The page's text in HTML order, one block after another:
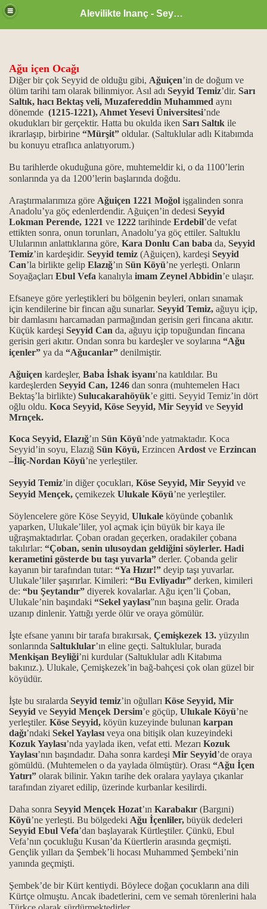
Alevilikte Inanç - Seyyid Hakkı
Ağu içen Ocağı
Diğer bir çok Seyyid de olduğu gibi, Ağuiçen’in de doğum ve
ölüm tarihi tam olarak bilinmiyor. Asıl adı Seyyid Temiz’dir. Sarı
Saltık, hacı Bektaş veli, Muzafereddin Muhammed aynı
dönemde (1215-1221), Ahmet Yesevi Üniversitesi’nde
okudukları bir gerçektir. Hatta bu okulda iken Sarı Saltık ile
ikrarlaşıp, birbirine “Mürşit” oldular. (Saltuklular adlı Kitabımda
bu konuyu etraflıca anlatıyorum.)
Bu tarihlerde okuduğuna göre, muhtemeldir ki, o da 1100’lerin
sonlarında ya da 1200’lerin başlarında doğdu.
Araştırmalarımıza göre Ağuiçen 1221 Moğol işgalinden sonra
Anadolu’ya göç edenlerdendir. Ağuiçen’in dedesi Seyyid
Lokman Perende, 1221 ve 1222 tarihinde Erdebil’de vefat
ettikten sonra, onun torunları, Anadolu’ya göç ettiler. Saltuklu
Ulularının anlattıklarına göre, Kara Donlu Can baba da, Seyyid
Temiz’in kardeşidir. Seyyid temiz (Ağuiçen), kardeşi Seyyid
Can’la birlikte gelip Elazığ’ın Sün Köyü’ne yerleşti. Onların
Soyağaçları Ebul Vefa kanalıyla imam Zeynel Abbidin’e ulaşır.
Efsaneye göre yerleştikleri bu bölgenin beyleri, onları sınamak
için kendilerine bir fincan ağu sunarlar. Seyyid Temiz, ağuyu içip,
bir damlasını harcamadan parmağından gerisin geri fincana akıtır.
Küçük kardeşi Seyyid Can da, ağuyu içip topuğundan fincana
gerisin geri akıtır. Ondan sonra bu kardeşler ve soylarına “Ağu
içenler” ya da “Ağucanlar” denilmiştir.
Ağuiçen kardeşler, Baba İshak isyanı’na katıldılar. Bu
kardeşlerden Seyyid Can, 1246 dan sonra (muhtemelen Hacı
Bektaş’la birlikte) Sulucakarahöyük’e gitti. Seyyid Temiz’in dört
oğlu oldu. Koca Seyyid, Köse Seyyid, Mir Seyyid ve Seyyid
Mrnçek.
Koca Seyyid, Elazığ’ın Sün Köyü’nde yatmaktadır. Koca
Seyyid’in soyu, Elazığ Sün Köyü, Erzincen Ardost ve Erzincan
–İliç-Nordan Köyü’ne yerleştiler.
Seyyid Temiz’in diğer çocukları, Köse Seyyid, Mir Seyyid ve
Seyyid Mençek, çemikezek Ulukale Köyü’ne yerleştiler.
Söylencelere göre Köse Seyyid, Ulukale köyünde çobanlık
yaparken, Ulukale’liler, yol açmak için büyük bir kaya ile
uğraşmaktadırlar. Çoban oradan geçerken, oradakiler çobana
takılırlar: “Çoban, senin ulusoydan geldiğini söylerler. Hadi
kerametini gösterde bu taşı yuvarla” derler. Çobanda gelir
kayanın bir tarafından tutar: “Ya Hızır!” deyip taşı yuvarlar.
Ulukale’liler şaşırırlar. Kimileri: “Bu Evliyadır” derken, kimileri
de: “bu Şeytandır” diyerek kovalarlar. Ağu içen’li Çoban,
Ulukale’nin başındaki “Sekel yaylası”nın başına gelir. Orada
uzanıp dinlenir. Yattığı yerde ölür ve oraya gömülür.
İşte efsane yanını bir tarafa bırakırsak, Çemişkezek 13. yüzyılın
sonlarında Saltuklular’ın eline geçti. Saltuklular, burada
Menkişan Beyliği’ni kurdular (Saltuklular adlı Kitabıma
bakınız.). Ulukale, Çemişkezek’in bağ-bahçesi çok olan güzel bir
köyüdür.
İşte bu sıralarda Seyyid temiz’in oğulları Köse Seyyid, Mir
Seyyid ve Seyyid Mençek Dersim’e göçüp, Ulukale Köyü’ne
yerleştiler. Köse Seyyid, köyün kuzeyinde bulunan karpan
dağı’ndaki Sekel Yaylası veya ona bitişik olan kuzeyindeki
Kozuk Yaylası’nda yaylada iken, vefat etti. Mezarı Kozuk
Yaylası’nın başındadır. Daha sonra kardeşi Mir Seyyid’de oraya
gömüldü. (Muhtemelen o da yaylada ölmüştür). Orası “Ağu İçen
Yatırı” olarak bilinir. Yakın tarihe dek oralara yaylaya çıkanlar
tarafından ziyaret edilip, üzerinde kurbanlar kesilirdi.
Daha sonra Seyyid Mençek Hozat’ın Karabakır (Bargıni)
Köyü’ne yerleşti. Bu bölgedeki Ağu İçenliler, büyük dedeleri
Seyyid Ebul Vefa’dan başlayarak Kürtleştiler. Çünkü, Ebul
Vefa’nın çocukluğu Kusan’da Küertlerin arasında geçmişti.
Gençlik yılları da Şembek’li hocası Muhammed Şembeki’nin
yanında geçmişti.
Şembek’de bir Kürt kentiydi. Böylece doğan çocukların ana dili
Kürtçe olmuştu. Ancak ibadetlerini, cem ve semah törenlerini hala
ayı